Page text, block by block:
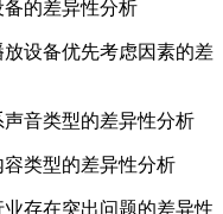
的差异性分析
设备优先考虑因素的差
音类型的差异性分析
类型的差异性分析
存在突出问题的差异性